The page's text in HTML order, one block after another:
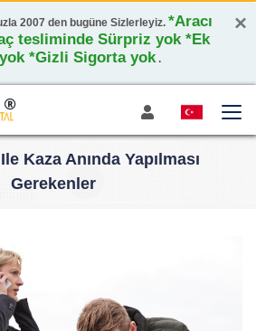
×
2007 den bugüne Sizlerleyiz. *Aracı
tesliminde Sürpriz yok *Ek
*Gizli Sigorta yok.
Kaza Anında Yapılması
Gerekenler